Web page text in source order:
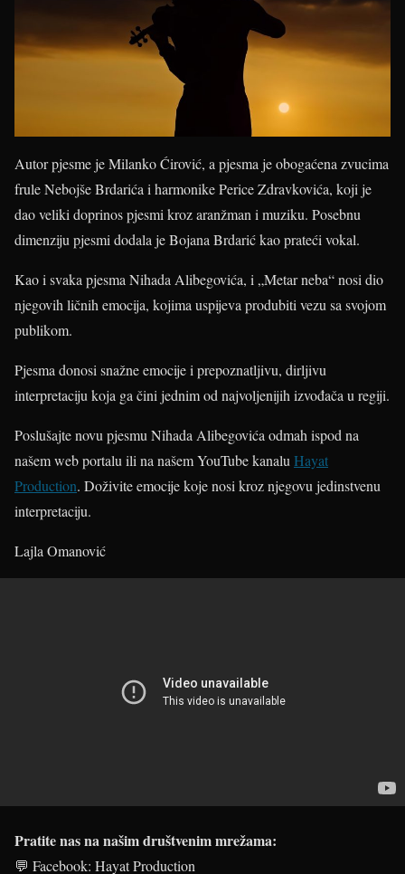
Autor pjesme je Milanko Ćirović, a pjesma je obogaćena zvucima
frule Nebojše Brdarića i harmonike Perice Zdravkovića, koji je
dao veliki doprinos pjesmi kroz aranžman i muziku. Posebnu
dimenziju pjesmi dodala je Bojana Brdarić kao prateći vokal.
Kao i svaka pjesma Nihada Alibegovića, i „Metar neba“ nosi dio
njegovih ličnih emocija, kojima uspijeva produbiti vezu sa svojom
publikom.
Pjesma donosi snažne emocije i prepoznatljivu, dirljivu
interpretaciju koja ga čini jednim od najvoljenijih izvođača u regiji.
Poslušajte novu pjesmu Nihada Alibegovića odmah ispod na
našem web portalu ili na našem YouTube kanalu Hayat
Production. Doživite emocije koje nosi kroz njegovu jedinstvenu
interpretaciju.
Lajla Omanović
Pratite nas na našim društvenim mrežama:
💬 Facebook: Hayat Production